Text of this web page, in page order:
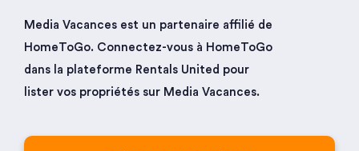
Media Vacances est un partenaire affilié de
HomeToGo. Connectez-vous à HomeToGo
dans la plateforme Rentals United pour
lister vos propriétés sur Media Vacances.